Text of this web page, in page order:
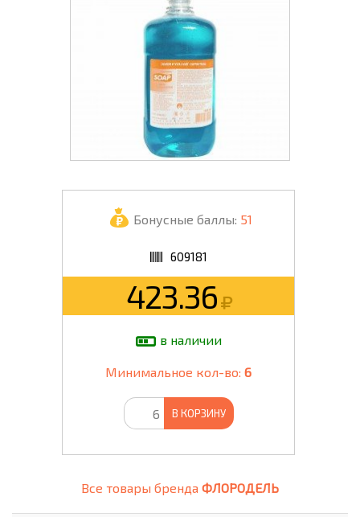
Бонусные баллы: 51
609181
423.36
в наличии
Минимальное кол-во: 6
В КОРЗИНУ
Все товары бренда ФЛОРОДЕЛЬ